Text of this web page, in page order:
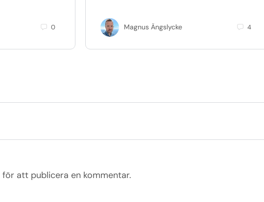
0 Magnus Ängslycke 4
för att publicera en kommentar.